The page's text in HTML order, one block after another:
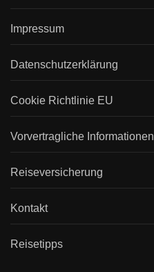
Impressum
Datenschutzerklärung
Cookie Richtlinie EU
Vorvertragliche Informationen
Reiseversicherung
Kontakt
Reisetipps